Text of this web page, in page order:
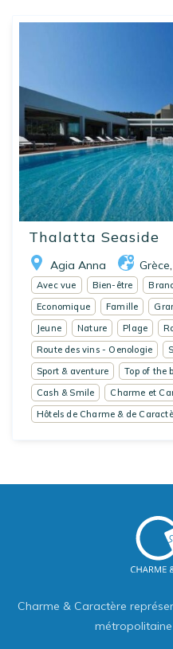
Thalatta Seaside
Agia Anna Grèce
Avec vue Bien-être
Economique
Famille
Jeune
Nature Plage
Route des vins - Oenologie
Sport & aventure
Top of the
Cash & Smile
Charme et
Hôtels de Charme & de
Charme & Caractère